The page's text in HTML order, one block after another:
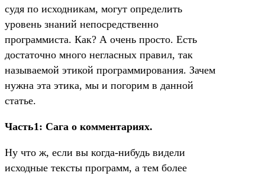
судя по исходникам, могут определить
уровень знаний непосредственно
программиста. Как? А очень просто. Есть
достаточно много негласных правил, так
называемой этикой программирования. Зачем
нужна эта этика, мы и погорим в данной
статье.
Часть1: Сага о комментариях.
Ну что ж, если вы когда-нибудь видели
исходные тексты программ, а тем более